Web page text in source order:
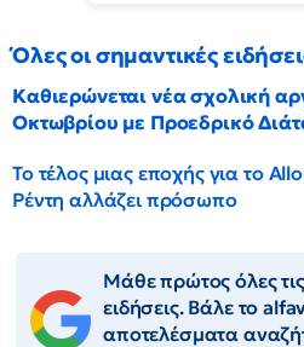
Όλες οι σημαντικές
Καθιερώνεται νέα σχολική
Οκτωβρίου με Προεδρικό
Το τέλος μιας εποχής για το
Ρέντη αλλάζει πρόσωπο
Μάθε πρώτος όλες
ειδήσεις. Βάλε το
αποτελέσματα